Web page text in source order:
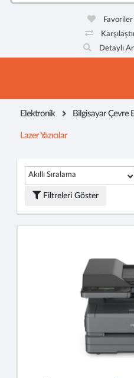
Detaylı
Elektronik Bilgisayar Çevre
Lazer Yazıcılar
Akıllı Sıralama
Filtreleri Göster